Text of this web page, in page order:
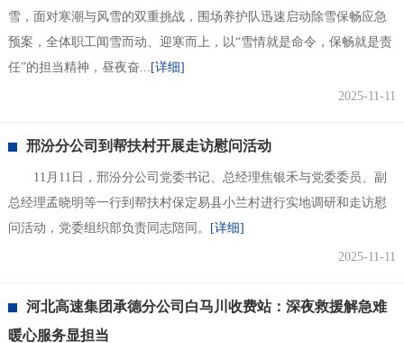
雪，面对寒潮与风雪的双重挑战，围场养护队迅速启动除雪保畅应急
预案，全体职工闻雪而动、迎寒而上，以“雪情就是命令，保畅就是责
任”的担当精神，昼夜奋... [详细]
2025-11-11
邢汾分公司到帮扶村开展走访慰问活动
11月11日，邢汾分公司党委书记、总经理焦银禾与党委委员、副
总经理孟晓明等一行到帮扶村保定易县小兰村进行实地调研和走访慰
问活动，党委组织部负责同志陪同。
[详细]
2025-11-11
河北高速集团承德分公司白马川收费站：深夜救援解急难
暖心服务显担当